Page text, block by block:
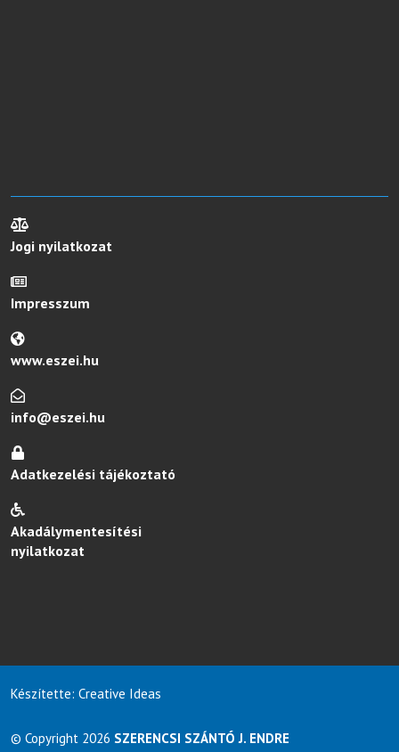
Jogi nyilatkozat
Impresszum
www.eszei.hu
info@eszei.hu
Adatkezelési tájékoztató
Akadálymentesítési
nyilatkozat
Készítette: Creative Ideas
© Copyright 2026 SZERENCSI SZÁNTÓ J. ENDRE